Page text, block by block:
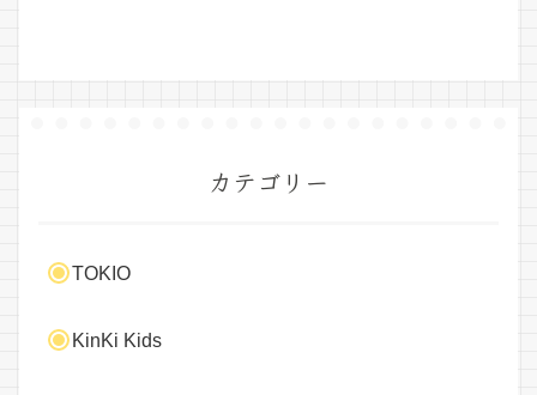
カテゴリー
TOKIO
KinKi Kids